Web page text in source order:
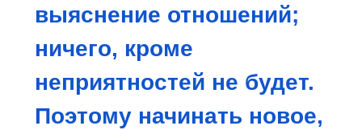
выяснение отношений;
ничего, кроме
неприятностей не будет.
Поэтому начинать новое,